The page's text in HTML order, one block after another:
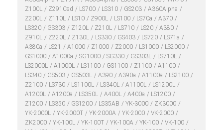
Z100L
Z291Csd LS700 LS310 GS203
A360Alpha
Z200L
Z110L LS10 Z900L LS100 LS70a
A370
LS320
GS303 Z120L Z210L LS710 LS20
A380
Z910L
Z220L Z130L LS330 GS403 LS720
LS71a
A380a
LS21 A1000 Z1000 Z2000 LS1000
LS2000
GS1000
A1000a SG1000 SG330 GS303L
LS710L
LS2000L
A1000L LS1100 GS1100 Z1100
A1100
LS340
GS503 GS503L A390 A390a A1100a
LS2100
Z2100
LS730 LS1100L LS340L A1100L
LS1200L
A1200L
A1200a LS350L A400L A400a
LS1200
Z1200
LS350 GS1200 LS35AB YK-3000
ZK3000
YK-2000L
YK-2000T YK-2000A YK-2000
VK-2000
ZK2000
YK-100L YK-100T YK-100A YK-100
VK-100